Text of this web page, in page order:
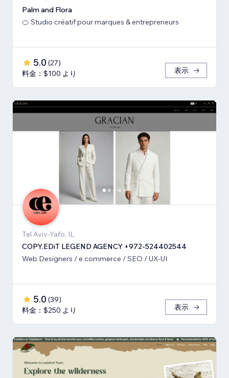
Palm and Flora
🍊 Studio créatif pour marques & entrepreneurs
5.0 (27)
料金：$100 より
表示
Tel Aviv-Yafo, IL
COPY.EDiT LEGEND AGENCY +972-524402544
Web Designers / e commerce / SEO / UX-UI
5.0 (39)
料金：$250 より
表示